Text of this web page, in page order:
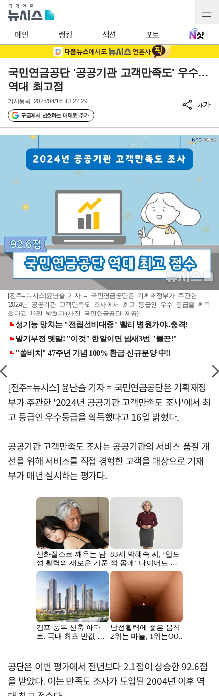
메인 랭킹 섹션 포토
국민연금공단 '공공기관 고객만족도' 우수…
역대 최고점
기사등록 2025/04/16 13:22:29
구글에서 선호하는 매체로 추가
가가
[전주=뉴시스]윤난슬 기자 = 국민연금공단은 기획재정부가 주관한
'2024년 공공기관 고객만족도 조사'에서 최고 등급인 우수 등급을 획득
했다고 16일 밝혔다.(사진=국민연금공단 제공)
[전주=뉴시스] 윤난슬 기자 = 국민연금공단은 기획재정
부가 주관한 '2024년 공공기관 고객만족도 조사'에서 최
고 등급인 우수등급을 획득했다고 16일 밝혔다.
공공기관 고객만족도 조사는 공공기관의 서비스 품질 개
선을 위해 서비스를 직접 경험한 고객을 대상으로 기재
부가 매년 실시하는 평가다.
공단은 이번 평가에서 전년보다 2.1점이 상승한 92.6점
을 받았다. 이는 만족도 조사가 도입된 2004년 이후 역